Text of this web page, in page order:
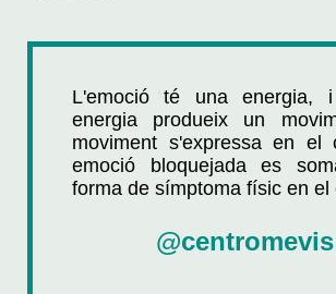
L'emoció té una energia, i
energia produeix un
moviment s'expressa en el
emoció bloquejada es
forma de símptoma físic en el
@centromevis